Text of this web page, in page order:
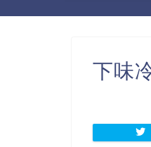
下味